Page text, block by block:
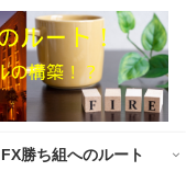
FX勝ち組へのルート